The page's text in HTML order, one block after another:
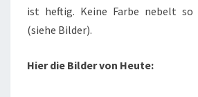
ist heftig. Keine Farbe nebelt so
(siehe Bilder).
Hier die Bilder von Heute: